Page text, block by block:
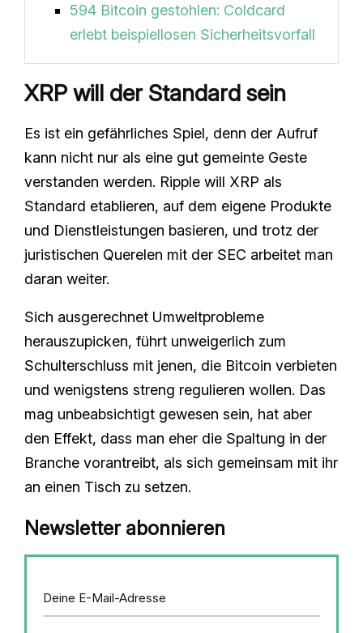
594 Bitcoin gestohlen: Coldcard
erlebt beispiellosen Sicherheitsvorfall
XRP will der Standard sein
Es ist ein gefährliches Spiel, denn der Aufruf
kann nicht nur als eine gut gemeinte Geste
verstanden werden. Ripple will XRP als
Standard etablieren, auf dem eigene Produkte
und Dienstleistungen basieren, und trotz der
juristischen Querelen mit der SEC arbeitet man
daran weiter.
Sich ausgerechnet Umweltprobleme
herauszupicken, führt unweigerlich zum
Schulterschluss mit jenen, die Bitcoin verbieten
und wenigstens streng regulieren wollen. Das
mag unbeabsichtigt gewesen sein, hat aber
den Effekt, dass man eher die Spaltung in der
Branche vorantreibt, als sich gemeinsam mit ihr
an einen Tisch zu setzen.
Newsletter abonnieren